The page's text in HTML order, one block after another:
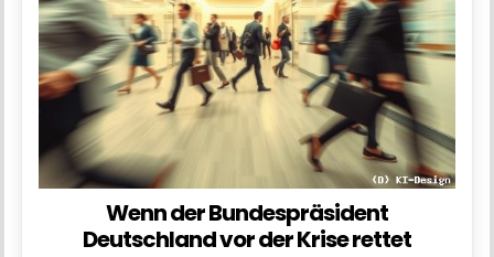
Wenn der Bundespräsident
Deutschland vor der Krise rettet